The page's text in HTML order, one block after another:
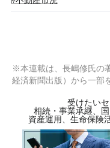
※本連載は、長嶋修氏の
経済新聞出版）から一部
受けたい
相続・事業承継、
資産運用、生命保険